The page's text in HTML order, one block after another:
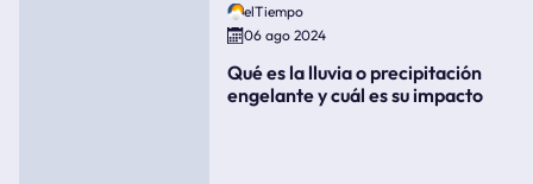
elTiempo
06 ago 2024
Qué es la lluvia o precipitación
engelante y cuál es su impacto